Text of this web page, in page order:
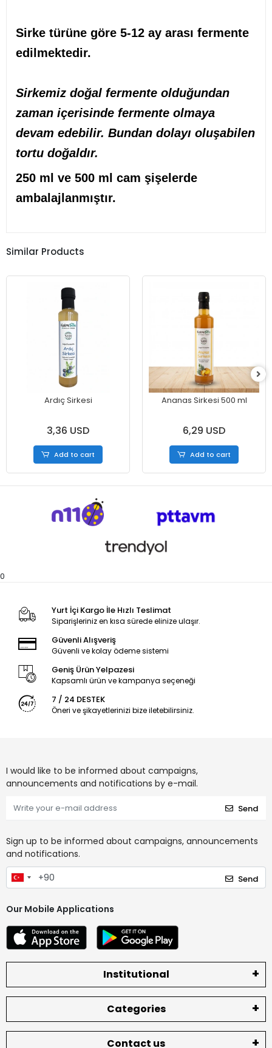
Sirke türüne göre 5-12 ay arası fermente
edilmektedir.
Sirkemiz doğal fermente olduğundan
zaman içerisinde fermente olmaya
devam edebilir. Bundan dolayı oluşabilen
tortu doğaldır.
250 ml ve 500 ml cam şişelerde
ambalajlanmıştır.
Similar Products
Ardıç Sirkesi
3,36 USD
Add to cart
Ananas Sirkesi 500 ml
6,29 USD
Add to cart
0
Yurt İçi Kargo İle Hızlı Teslimat
Siparişleriniz en kısa sürede elinize ulaşır.
Güvenli Alışveriş
Güvenli ve kolay ödeme sistemi
Geniş Ürün Yelpazesi
Kapsamlı ürün ve kampanya seçeneği
7 / 24 DESTEK
Öneri ve şikayetlerinizi bize iletebilirsiniz.
I would like to be informed about campaigns,
announcements and notifications by e-mail.
Send
Sign up to be informed about campaigns, announcements
and notifications.
Send
Our Mobile Applications
Institutional
Categories
Contact us